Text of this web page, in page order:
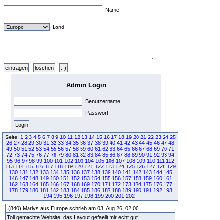
Name
Land
Admin Login
Benutzername
Passwort
Seite: 1 2 3 4 5 6 7 8 9 10 11 12 13 14 15 16 17 18 19 20 21 22 23 24 25
26 27 28 29 30 31 32 33 34 35 36 37 38 39 40 41 42 43 44 45 46 47 48
49 50 51 52 53 54 55 56 57 58 59 60 61 62 63 64 65 66 67 68 69 70 71
72 73 74 75 76 77 78 79 80 81 82 83 84 85 86 87 88 89 90 91 92 93 94
95 96 97 98 99 100 101 102 103 104 105 106 107 108 109 110 111 112
113 114 115 116 117 118119 120 121 122 123 124 125 126 127 128 129
130 131 132 133 134 135 136 137 138 139 140 141 142 143 144 145
146 147 148 149 150 151 152 153 154 155 156 157 158 159 160 161
162 163 164 165 166 167 168 169 170 171 172 173 174 175 176 177
178 179 180 181 182 183 184 185 186 187 188 189 190 191 192 193
194 195 196 197 198 199 200 201 202
(840) Marlys aus Europe schrieb am 03. Aug 26, 02:00
Toll gemachte Website, das Layout gefaellt mir echt gut!